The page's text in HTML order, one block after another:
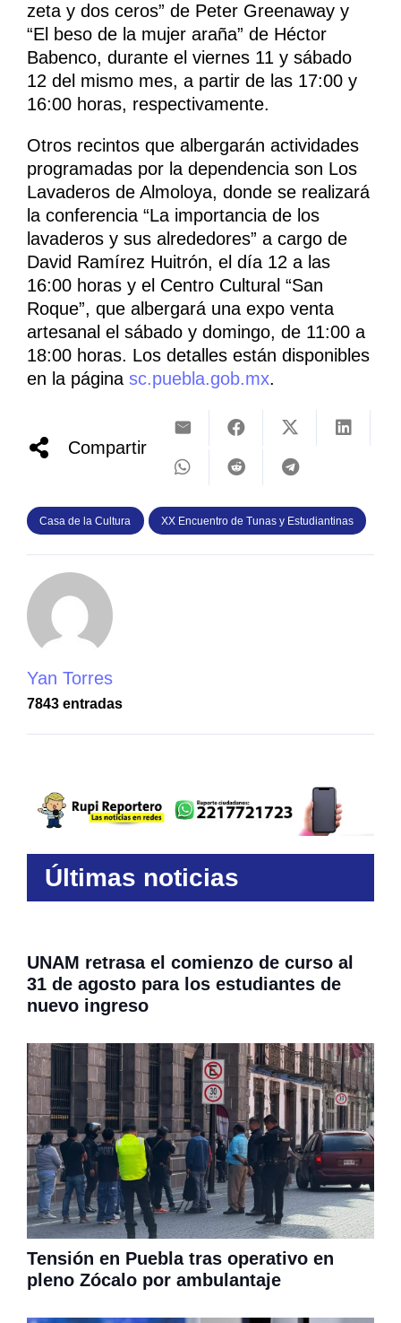
zeta y dos ceros” de Peter Greenaway y
“El beso de la mujer araña” de Héctor
Babenco, durante el viernes 11 y sábado
12 del mismo mes, a partir de las 17:00 y
16:00 horas, respectivamente.
Otros recintos que albergarán actividades
programadas por la dependencia son Los
Lavaderos de Almoloya, donde se realizará
la conferencia “La importancia de los
lavaderos y sus alrededores” a cargo de
David Ramírez Huitrón, el día 12 a las
16:00 horas y el Centro Cultural “San
Roque”, que albergará una expo venta
artesanal el sábado y domingo, de 11:00 a
18:00 horas. Los detalles están disponibles
en la página sc.puebla.gob.mx.
Compartir
Casa de la Cultura XX Encuentro de Tunas y Estudiantinas
Yan Torres
7843 entradas
Últimas noticias
UNAM retrasa el comienzo de curso al
31 de agosto para los estudiantes de
nuevo ingreso
Tensión en Puebla tras operativo en
pleno Zócalo por ambulantaje